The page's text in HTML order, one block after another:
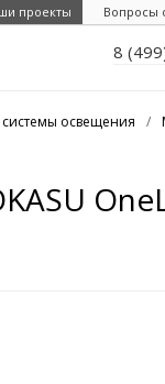
проекты Вопросы
8
освещения /